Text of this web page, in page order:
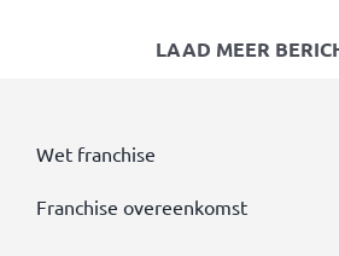
LAAD MEER
Wet franchise
Franchise overeenkomst